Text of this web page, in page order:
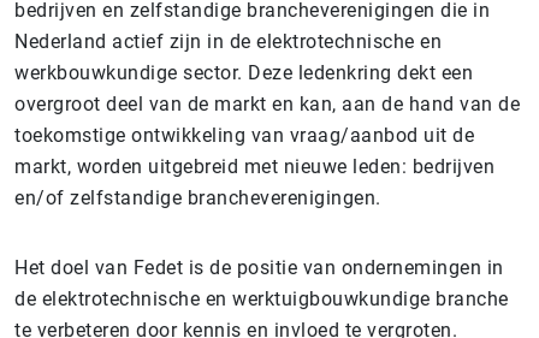
bedrijven en zelfstandige brancheverenigingen die in
Nederland actief zijn in de elektrotechnische en
werkbouwkundige sector. Deze ledenkring dekt een
overgroot deel van de markt en kan, aan de hand van de
toekomstige ontwikkeling van vraag/aanbod uit de
markt, worden uitgebreid met nieuwe leden: bedrijven
en/of zelfstandige brancheverenigingen.
Het doel van Fedet is de positie van ondernemingen in
de elektrotechnische en werktuigbouwkundige branche
te verbeteren door kennis en invloed te vergroten.